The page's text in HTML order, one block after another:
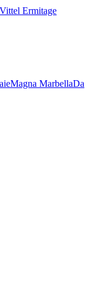
Ermitage
Magna MarbellaDa